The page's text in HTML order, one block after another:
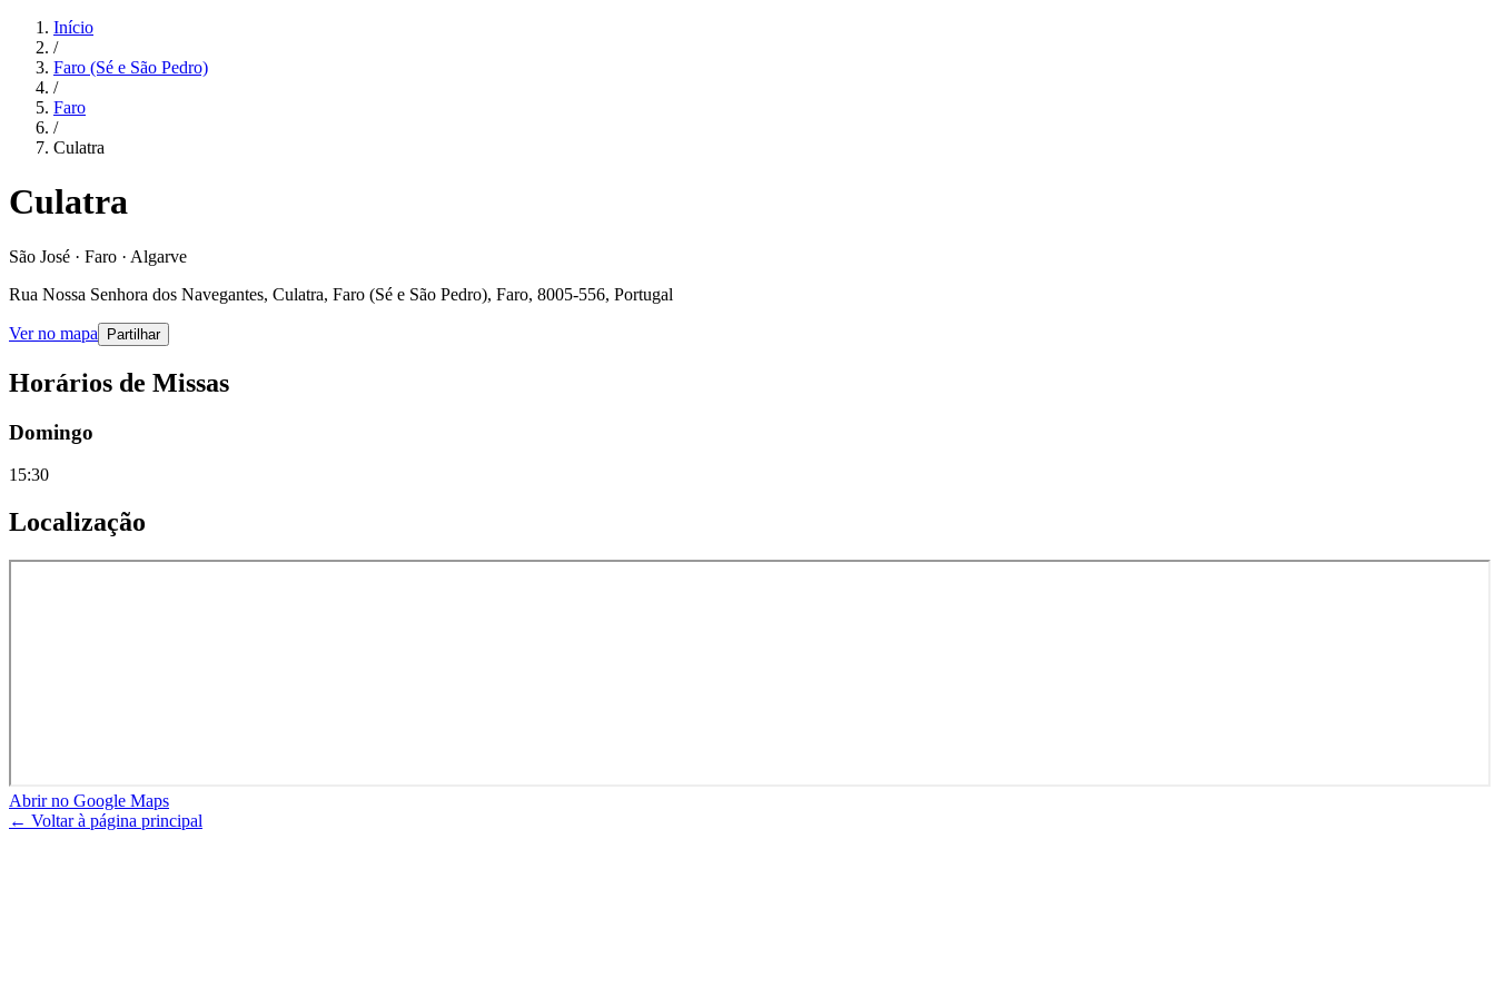
Início
/
Faro (Sé e São Pedro)
/
Faro
/
Culatra
Culatra
São José · Faro · Algarve
Rua Nossa Senhora dos Navegantes, Culatra, Faro (Sé e São Pedro), Faro, 8005-556, Portugal
Ver no mapa Partilhar
Horários de Missas
Domingo
15:30
Localização
Abrir no Google Maps
← Voltar à página principal